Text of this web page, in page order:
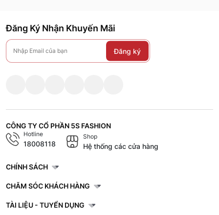
Đăng Ký Nhận Khuyến Mãi
Đăng ký
CÔNG TY CỔ PHẦN 5S FASHION
Hotline Shop
CHÍNH SÁCH
CHĂM SÓC KHÁCH HÀNG